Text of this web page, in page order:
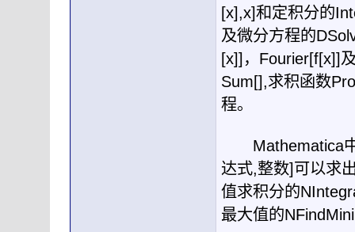
[x],x]和定积分的
及微分方程的
[x]] ， Fourier[f[x]]
Sum[],求积函数
程。
Mathematica
达式,整数]可以求
值求积分的
最大值的